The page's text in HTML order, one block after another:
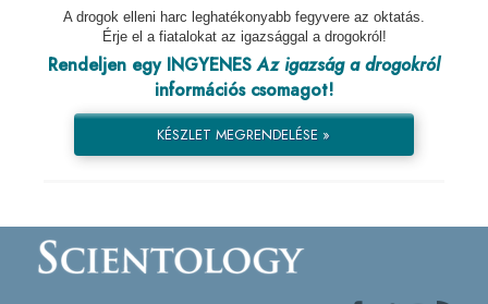
A drogok elleni harc leghatékonyabb fegyvere az oktatás.
Érje el a fiatalokat az igazsággal a drogokról!
Rendeljen egy INGYENESAz igazság a drogokról
információs csomagot!
KÉSZLET MEGRENDELÉSE »